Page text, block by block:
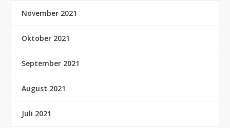
November 2021
Oktober 2021
September 2021
August 2021
Juli 2021